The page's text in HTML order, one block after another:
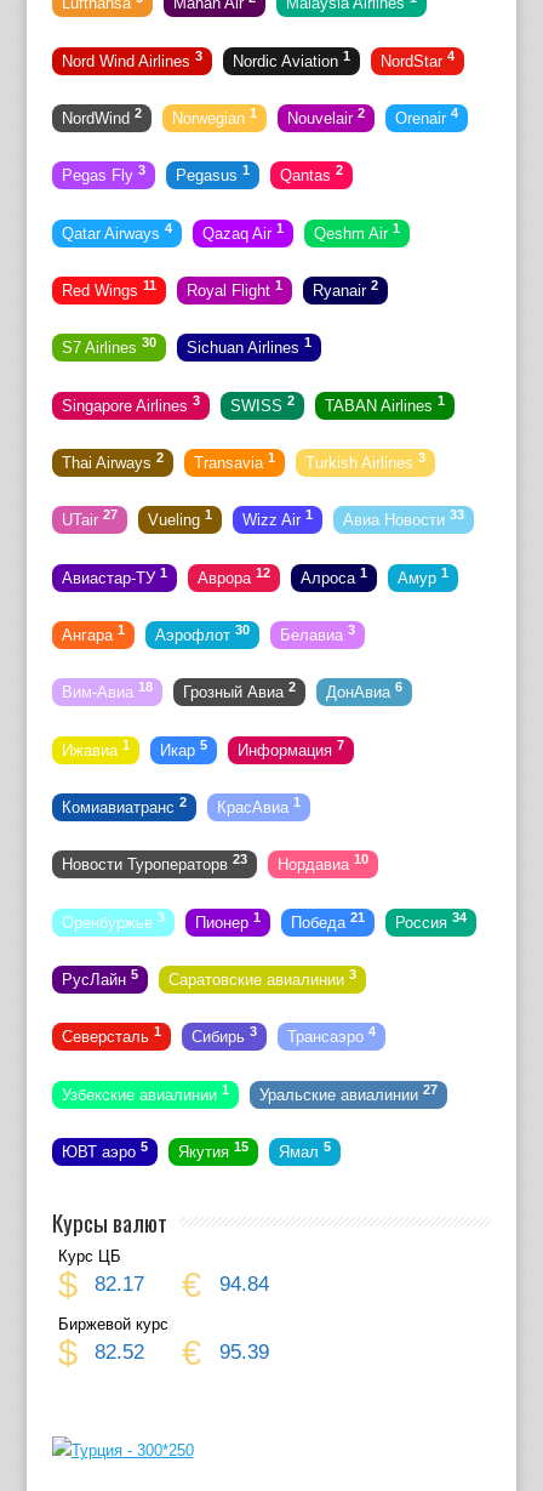
Nord Wind Airlines 3 Nordic Aviation 1 NordStar 4
NordWind 2 Norwegian 1 Nouvelair 2 Orenair 4
Pegas Fly 3 Pegasus 1 Qantas 2
Qatar Airways 4 Qazaq Air 1 Qeshm Air 1
Red Wings 11 Royal Flight 1 Ryanair 2
S7 Airlines 30 Sichuan Airlines 1
Singapore Airlines 3 SWISS 2 TABAN Airlines 1
Thai Airways 2 Transavia 1 Turkish Airlines 3
UTair 27 Vueling 1 Wizz Air 1 Авиа Новости 33
Авиастар-ТУ 1 Аврора 12 Алроса 1 Амур 1
Ангара 1 Аэрофлот 30 Белавиа 3
Вим-Авиа 18 Грозный Авиа 2 ДонАвиа 6
Ижавиа 1 Икар 5 Информация 7
Комиавиатранс 2 КрасАвиа 1
Новости Туроператорв 23 Нордавиа 10
Оренбуржье 3 Пионер 1 Победа 21 Россия 34
РусЛайн 5 Саратовские авиалинии 3
Северсталь 1 Сибирь 3 Трансаэро 4
Узбекские авиалинии 1 Уральские авиалинии 27
ЮВТ аэро 5 Якутия 15 Ямал 5
Курсы валют
Курс ЦБ
$ 82.17 € 94.84
Биржевой курс
$ 82.52 € 95.39